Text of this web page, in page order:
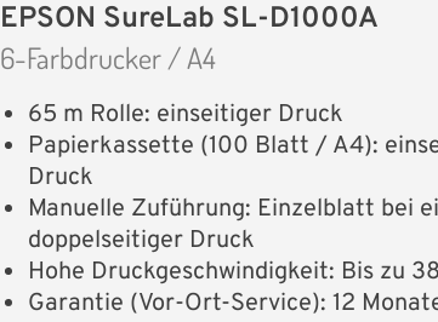
EPSON SureLab SL-D1000A
6-Farbdrucker / A4
65 m Rolle: einseitiger Druck
Papierkassette (100 Blatt / A4):
Druck
Manuelle Zuführung: Einzelblatt bei
doppelseitiger Druck
Hohe Druckgeschwindigkeit: Bis zu
Garantie (Vor-Ort-Service): 12